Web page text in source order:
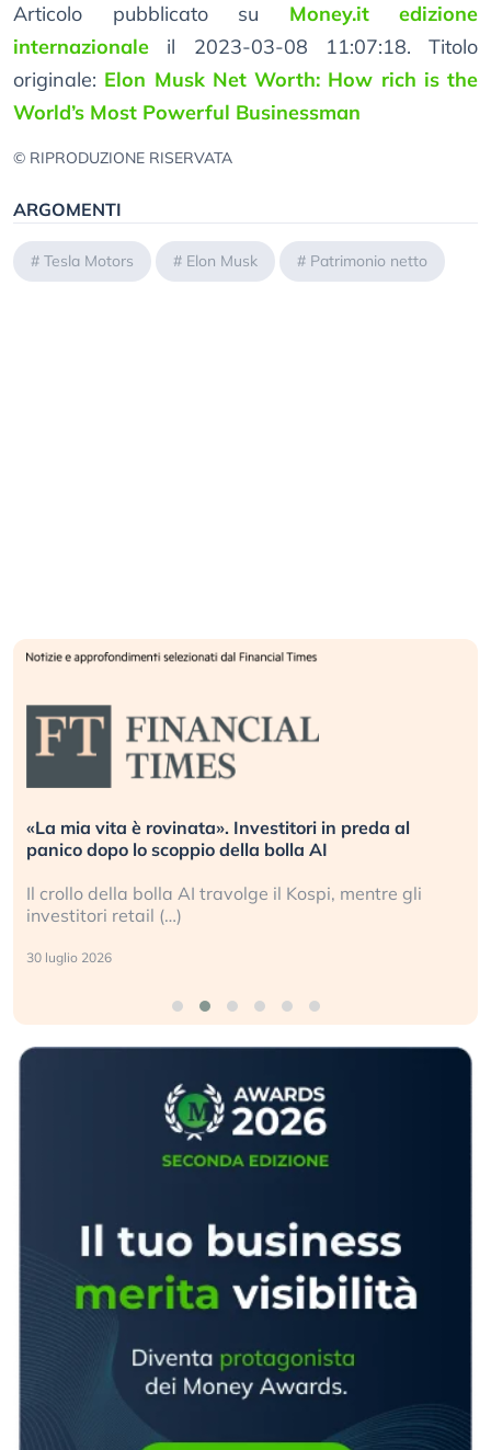
Articolo pubblicato su Money.it edizione
internazionale il 2023-03-08 11:07:18. Titolo
originale: Elon Musk Net Worth: How rich is the
World’s Most Powerful Businessman
© RIPRODUZIONE RISERVATA
ARGOMENTI
# Tesla Motors # Elon Musk # Patrimonio netto
«La mia vita è rovinata». Investitori in preda al
panico dopo lo scoppio della bolla AI
Il crollo della bolla AI travolge il Kospi, mentre gli
investitori retail (…)
30 luglio 2026